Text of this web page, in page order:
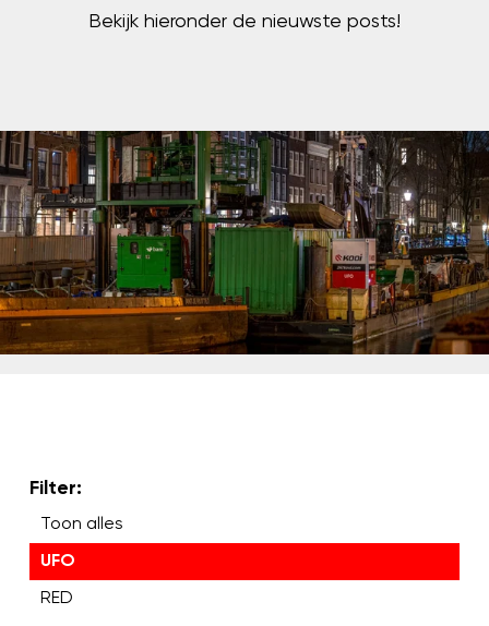
Bekijk hieronder de nieuwste posts!
Filter:
Toon alles
UFO
RED